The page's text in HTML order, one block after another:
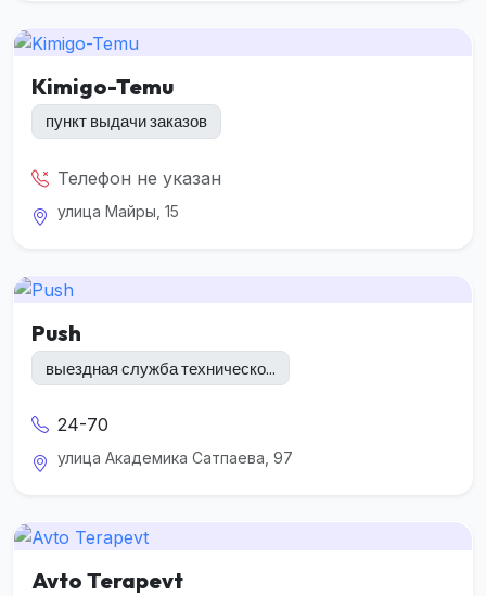
Kimigo-Temu
пункт выдачи заказов
Телефон не указан
улица Майры, 15
Push
​выездная служба техническо...
24-70
улица Академика Сатпаева, 97
Avto Terapevt